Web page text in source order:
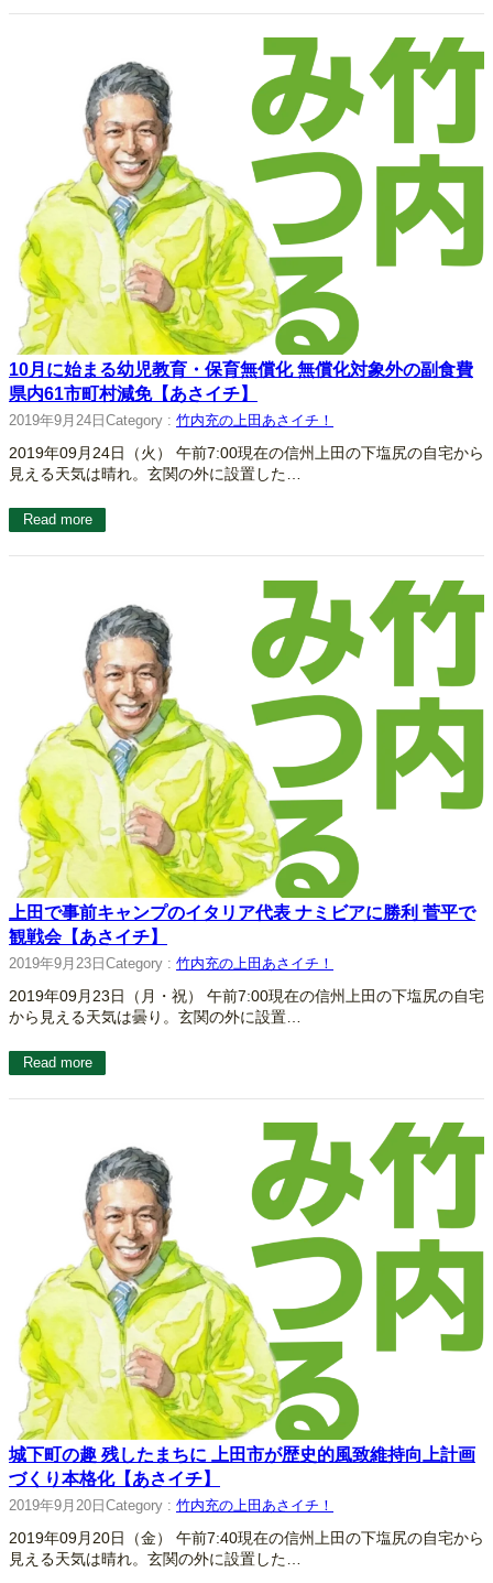
10月に始まる幼児教育・保育無償化 無償化対象外の副食費
県内61市町村減免【あさイチ】
2019年9月24日 Category : 竹内充の上田あさイチ！
2019年09月24日（火） 午前7:00現在の信州上田の下塩尻の自宅から
見える天気は晴れ。玄関の外に設置した…
Read more
上田で事前キャンプのイタリア代表 ナミビアに勝利 菅平で
観戦会【あさイチ】
2019年9月23日 Category : 竹内充の上田あさイチ！
2019年09月23日（月・祝） 午前7:00現在の信州上田の下塩尻の自宅
から見える天気は曇り。玄関の外に設置…
Read more
城下町の趣 残したまちに 上田市が歴史的風致維持向上計画
づくり本格化【あさイチ】
2019年9月20日 Category : 竹内充の上田あさイチ！
2019年09月20日（金） 午前7:40現在の信州上田の下塩尻の自宅から
見える天気は晴れ。玄関の外に設置した…